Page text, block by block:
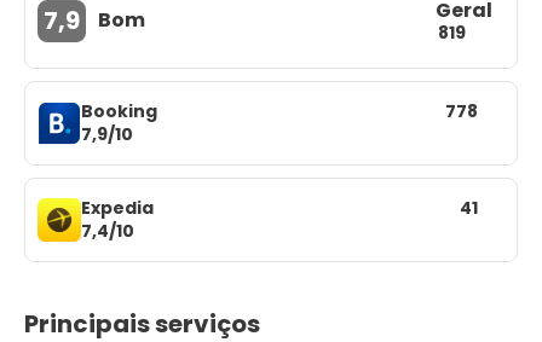
7,9 Bom Geral
819
Booking
7,9/10
778
Expedia
7,4/10
41
Principais serviços